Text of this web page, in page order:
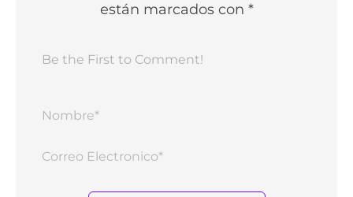
están marcados con *